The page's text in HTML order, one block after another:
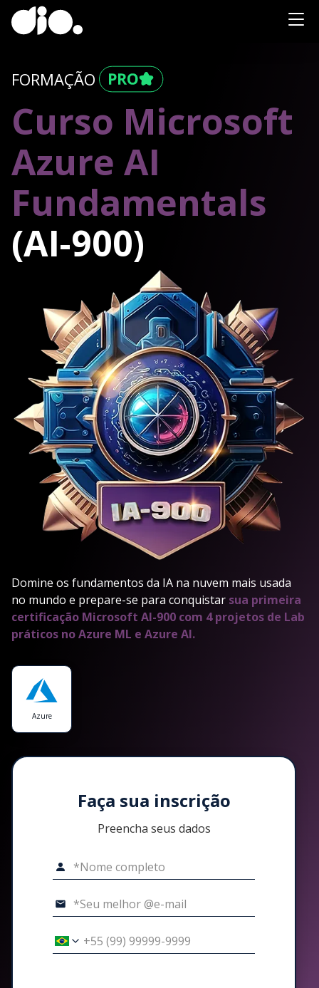
FORMAÇÃO
Curso Microsoft
Azure AI
Fundamentals
(AI-900)
Domine os fundamentos da IA na nuvem mais usada
no mundo e prepare-se para conquistar sua primeira
certificação Microsoft AI-900 com 4 projetos de Lab
práticos no Azure ML e Azure AI.
Azure
Faça sua inscrição
Preencha seus dados